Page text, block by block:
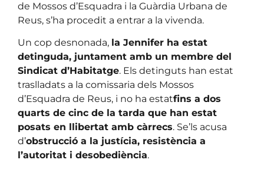
de Mossos d’Esquadra i la Guàrdia Urbana de
Reus, s’ha procedit a entrar a la vivenda.
Un cop desnonada, la Jennifer ha estat
detinguda, juntament amb un membre del
Sindicat d’Habitatge. Els detinguts han estat
traslladats a la comissaria dels Mossos
d’Esquadra de Reus, i no ha estatfins a dos
quarts de cinc de la tarda que han estat
posats en llibertat amb càrrecs. Se’ls acusa
d’obstrucció a la justícia, resistència a
l’autoritat i desobediència.